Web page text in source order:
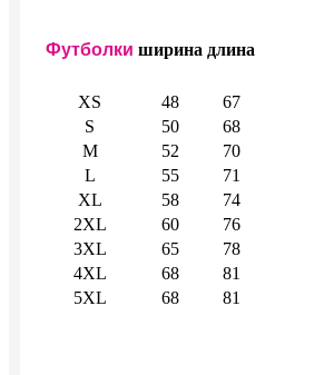
Футболки ширина длина
XS 48
67
S
50
68
M
52
70
L
55
71
XL
58
74
2XL
60
76
3XL
65
78
4XL
68
81
5XL
68 81